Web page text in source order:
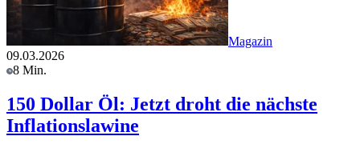
Magazin
09.03.2026
8 Min.
150 Dollar Öl: Jetzt droht die nächste
Inflationslawine